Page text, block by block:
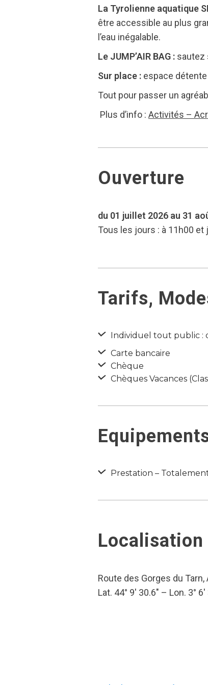
La Tyrolienne aquatique
être accessible au plus
l’eau inégalable.
Le JUMP’AIR BAG : sautez
Sur place : espace
Tout pour passer un
Plus d’info : Activités –
Ouverture
du 01 juillet 2026 au 31
Tous les jours : à 11h00 et
Tarifs,
Individuel tout public :
Carte bancaire
Chèque
Chèques Vacances
Prestation –
Localisation
Route des Gorges du
Lat. 44° 9′ 30.6″ – Lon. 3°